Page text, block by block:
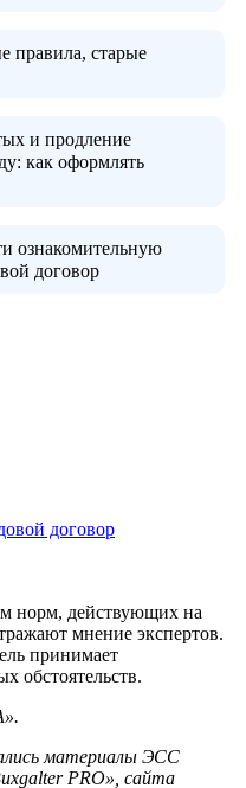
правила, старые
и продление
как оформлять
ознакомительную
договор
договор
норм, действующих на
мнение экспертов.
принимает
обстоятельств.
материалы ЭСС
PRO», сайта